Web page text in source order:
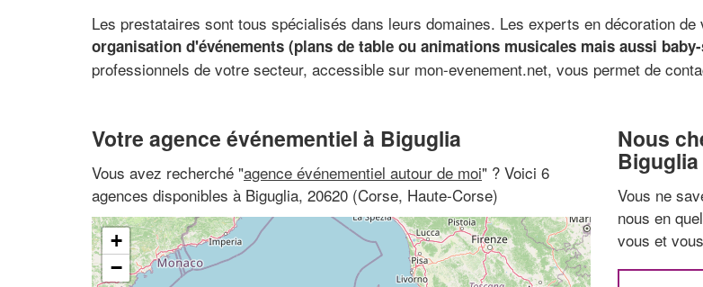
Les prestataires sont tous spécialisés dans leurs domaines. Les experts en décoration
organisation d'événements (plans de table ou animations musicales mais aussi
professionnels de votre secteur, accessible sur mon-evenement.net, vous permet de
Votre agence événementiel à Biguglia
Vous avez recherché "agence événementiel autour de moi" ? Voici 6
agences disponibles à Biguglia, 20620 (Corse, Haute-Corse)
+
−
Nous
Biguglia
Vous ne
nous en
vous et